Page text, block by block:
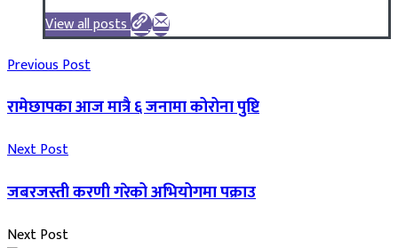
View all posts
Previous Post
रामेछापका आज मात्रै ६ जनामा कोरोना पुष्टि
Next Post
जबरजस्ती करणी गरेको अभियोगमा पक्राउ
Next Post